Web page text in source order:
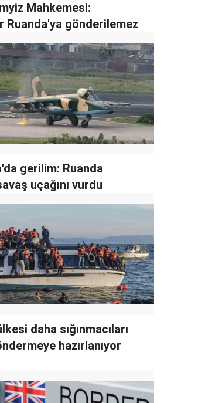
Mahkemesi:
Ruanda'ya gönderilemez
gerilim: Ruanda
uçağını vurdu
daha sığınmacıları
hazırlanıyor